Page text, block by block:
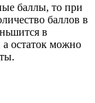
баллы, то при
баллов в
в
а остаток можно